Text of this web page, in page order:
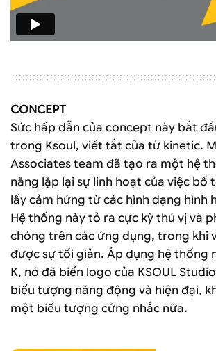
CONCEPT
Sức hấp dẫn của concept này bắt
trong Ksoul, viết tắt của từ kinetic.
Associates team đã tạo ra một hệ
năng lặp lại sự linh hoạt của việc bố
lấy cảm hứng từ các hình dạng hình
Hệ thống này tỏ ra cực kỳ thú vị và
chóng trên các ứng dụng, trong khi
được sự tối giản. Áp dụng hệ thống
K, nó đã biến logo của KSOUL
biểu tượng năng động và hiện đại,
một biểu tượng cứng nhắc nữa.